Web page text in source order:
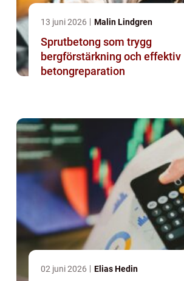
13 juni 2026 Malin Lindgren
Sprutbetong som trygg
bergförstärkning och effektiv
betongreparation
02 juni 2026 Elias Hedin